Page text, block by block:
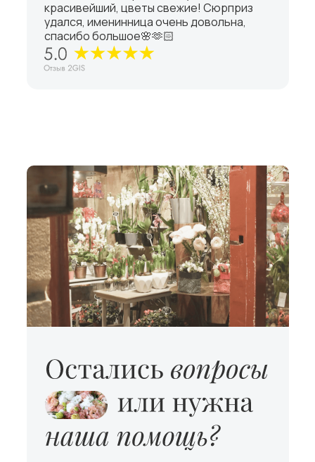
красивейший, цветы свежие! Сюрприз
удался, именинница очень довольна,
спасибо большое🌸🫶🏻